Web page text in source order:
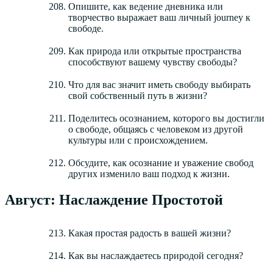
Опишите, как ведение дневника или
творчество выражает ваш личный journey к
свободе.
Как природа или открытые пространства
способствуют вашему чувству свободы?
Что для вас значит иметь свободу выбирать
свой собственный путь в жизни?
Поделитесь осознанием, которого вы достигли
о свободе, общаясь с человеком из другой
культуры или с происхождением.
Обсудите, как осознание и уважение свобод
других изменило ваш подход к жизни.
Август: Наслаждение Простотой
Какая простая радость в вашей жизни?
Как вы наслаждаетесь природой сегодня?